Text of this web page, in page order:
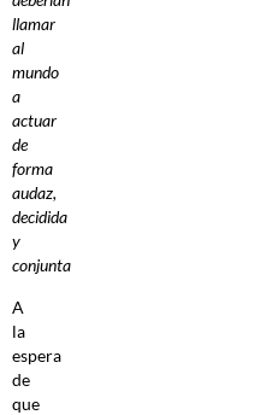
llamar
al
mundo
a
actuar
de
forma
audaz,
decidida
y
conjunta
A
la
espera
de
que